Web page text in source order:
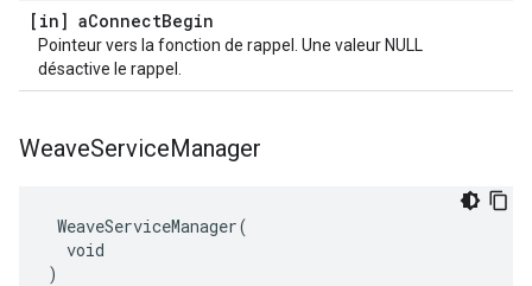
[in] aConnectBegin
Pointeur vers la fonction de rappel. Une valeur NULL
désactive le rappel.
WeaveServiceManager
WeaveServiceManager(
  void
)